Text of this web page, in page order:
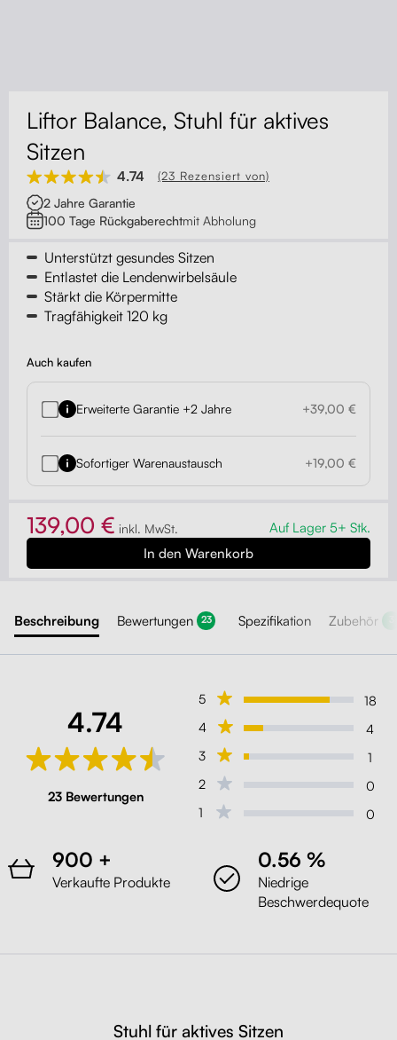
Monitorständer
Tischtrennwände
Rückenlehnen
Liftor Balance, Stuhl für aktives
Sitzen
4.74 (23 Rezensiert von)
2 Jahre Garantie
100 Tage Rückgaberechtmit Abholung
Unterstützt gesundes Sitzen
Entlastet die Lendenwirbelsäule
Stärkt die Körpermitte
Tragfähigkeit 120 kg
Auch kaufen
Erweiterte Garantie +2 Jahre +39,00 €
Sofortiger Warenaustausch +19,00 €
139,00 € inkl. MwSt. Auf Lager 5+ Stk.
Beschreibung Bewertungen 23 Spezifikation Zubehör
4.74
23 Bewertungen
5
18
4
4
3
1
2
0
1
0
900 +
Verkaufte Produkte
0.56 %
Niedrige
Beschwerdequote
Stuhl für aktives Sitzen